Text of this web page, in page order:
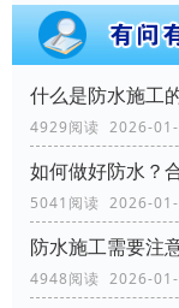
什么是防水施工
4929阅读 2026-
如何做好防水？
5041阅读 2026-
防水施工需要注
4948阅读 2026-